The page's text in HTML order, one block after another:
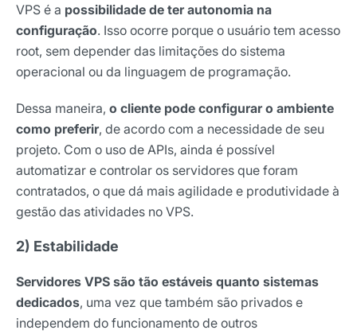
VPS é a possibilidade de ter autonomia na
configuração. Isso ocorre porque o usuário tem acesso
root, sem depender das limitações do sistema
operacional ou da linguagem de programação.
Dessa maneira, o cliente pode configurar o ambiente
como preferir, de acordo com a necessidade de seu
projeto. Com o uso de APIs, ainda é possível
automatizar e controlar os servidores que foram
contratados, o que dá mais agilidade e produtividade à
gestão das atividades no VPS.
2) Estabilidade
Servidores VPS são tão estáveis quanto sistemas
dedicados, uma vez que também são privados e
independem do funcionamento de outros